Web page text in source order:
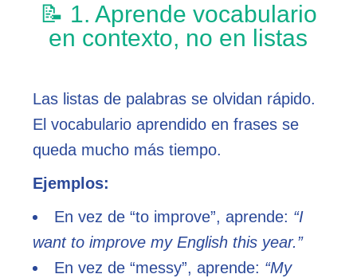
📝 1. Aprende vocabulario
en contexto, no en listas
Las listas de palabras se olvidan rápido.
El vocabulario aprendido en frases se
queda mucho más tiempo.
Ejemplos:
En vez de “to improve”, aprende: “I
want to improve my English this year.”
En vez de “messy”, aprende: “My